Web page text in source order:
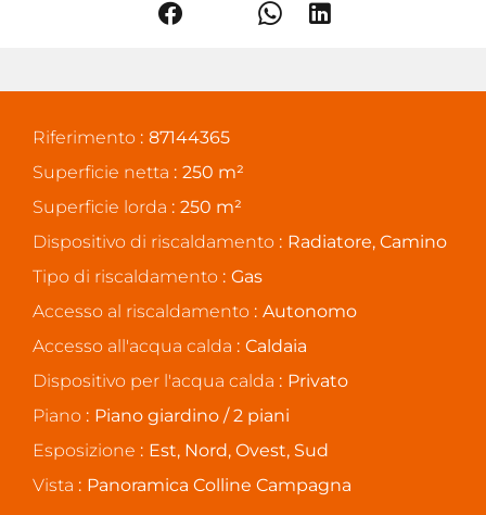
Riferimento
87144365
Superficie netta
250 m²
Superficie lorda
250 m²
Dispositivo di riscaldamento
Radiatore, Camino
Tipo di riscaldamento
Gas
Accesso al riscaldamento
Autonomo
Accesso all'acqua calda
Caldaia
Dispositivo per l'acqua calda
Privato
Piano
Piano giardino / 2 piani
Esposizione
Est, Nord, Ovest, Sud
Vista
Panoramica Colline Campagna